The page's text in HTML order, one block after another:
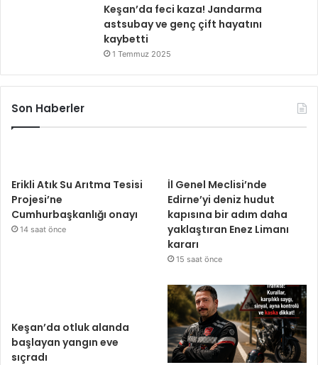
Keşan’da feci kaza! Jandarma
astsubay ve genç çift hayatını
kaybetti
1 Temmuz 2025
Son Haberler
Erikli Atık Su Arıtma Tesisi
Projesi’ne
Cumhurbaşkanlığı onayı
14 saat önce
İl Genel Meclisi’nde
Edirne’yi deniz hudut
kapısına bir adım daha
yaklaştıran Enez Limanı
kararı
15 saat önce
Keşan’da otluk alanda
başlayan yangın eve
sıçradı